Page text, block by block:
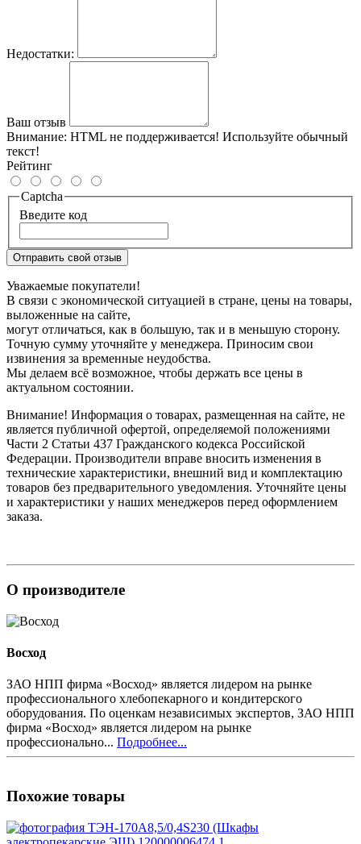
Недостатки:
Ваш отзыв
Внимание: HTML не поддерживается! Используйте обычный
текст!
Рейтинг
Captcha
Введите код
Отправить свой отзыв
Уважаемые покупатели!
В связи с экономической ситуацией в стране, цены на товары,
выложенные на сайте,
могут отличаться, как в большую, так и в меньшую сторону.
Точную сумму уточняйте у менеджера. Приносим свои
извинения за временные неудобства.
Мы делаем всё возможное, чтобы держать все цены в
актуальном состоянии.
Внимание! Информация о товарах, размещенная на сайте, не
является публичной офертой, определяемой положениями
Части 2 Статьи 437 Гражданского кодекса Российской
Федерации. Производители вправе вносить изменения в
технические характеристики, внешний вид и комплектацию
товаров без предварительного уведомления. Уточняйте цены
и характеристики у наших менеджеров перед оформлением
заказа.
О производителе
Восход
ЗАО НПП фирма «Восход» является лидером на рынке
профессионального хлебопекарного и кондитерского
оборудования. По оценкам независимых экспертов, ЗАО НПП
фирма «Восход» является лидером на рынке
профессионально... Подробнее...
Похожие товары